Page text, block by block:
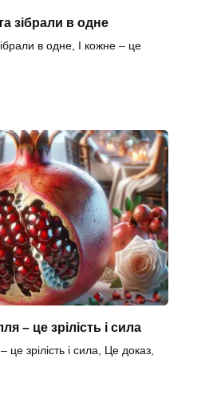
зібрали в одне
в одне, І кожне – це
– це зрілість і сила
це зрілість і сила, Це доказ,